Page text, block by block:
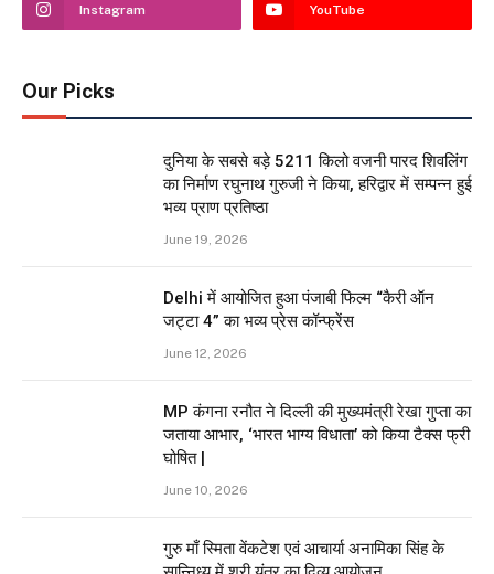
Instagram YouTube
Our Picks
दुनिया के सबसे बड़े 5211 किलो वजनी पारद शिवलिंग
का निर्माण रघुनाथ गुरुजी ने किया, हरिद्वार में सम्पन्न हुई
भव्य प्राण प्रतिष्ठा
June 19, 2026
Delhi में आयोजित हुआ पंजाबी फिल्म “कैरी ऑन
जट्टा 4” का भव्य प्रेस कॉन्फ्रेंस
June 12, 2026
MP कंगना रनौत ने दिल्ली की मुख्यमंत्री रेखा गुप्ता का
जताया आभार, ‘भारत भाग्य विधाता’ को किया टैक्स फ्री
घोषित |
June 10, 2026
गुरु माँ स्मिता वेंकटेश एवं आचार्या अनामिका सिंह के